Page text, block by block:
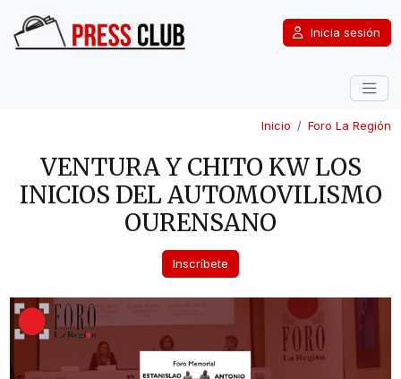
Inicia sesión
Inicio Foro La Región
VENTURA Y CHITO KW LOS
INICIOS DEL AUTOMOVILISMO
OURENSANO
Inscríbete